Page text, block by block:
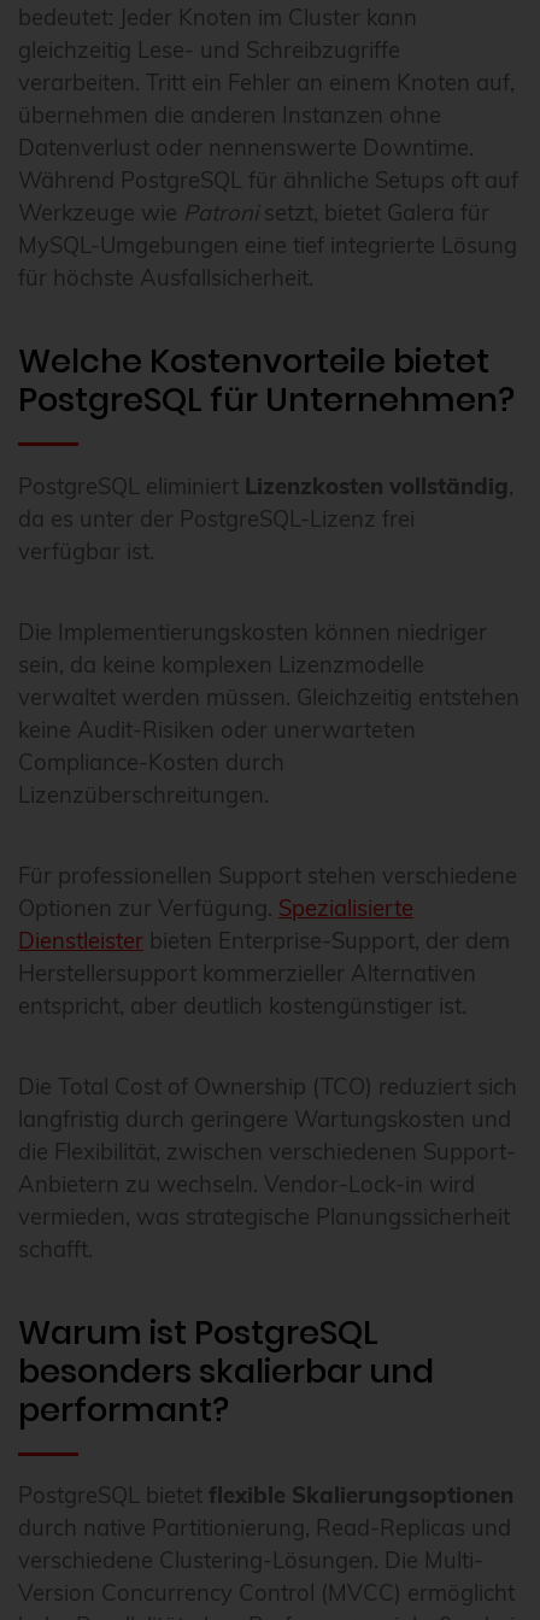
bedeutet: Jeder Knoten im Cluster kann
gleichzeitig Lese- und Schreibzugriffe
verarbeiten. Tritt ein Fehler an einem Knoten auf,
übernehmen die anderen Instanzen ohne
Datenverlust oder nennenswerte Downtime.
Während PostgreSQL für ähnliche Setups oft auf
Werkzeuge wie Patronisetzt, bietet Galera für
MySQL-Umgebungen eine tief integrierte Lösung
für höchste Ausfallsicherheit.
Welche Kostenvorteile bietet
PostgreSQL für Unternehmen?
PostgreSQL eliminiert Lizenzkosten vollständig,
da es unter der PostgreSQL-Lizenz frei
verfügbar ist.
Die Implementierungskosten können niedriger
sein, da keine komplexen Lizenzmodelle
verwaltet werden müssen. Gleichzeitig entstehen
keine Audit-Risiken oder unerwarteten
Compliance-Kosten durch
Lizenzüberschreitungen.
Für professionellen Support stehen verschiedene
Optionen zur Verfügung. Spezialisierte
Dienstleister bieten Enterprise-Support, der dem
Herstellersupport kommerzieller Alternativen
entspricht, aber deutlich kostengünstiger ist.
Die Total Cost of Ownership (TCO) reduziert sich
langfristig durch geringere Wartungskosten und
die Flexibilität, zwischen verschiedenen Support-
Anbietern zu wechseln. Vendor-Lock-in wird
vermieden, was strategische Planungssicherheit
schafft.
Warum ist PostgreSQL
besonders skalierbar und
performant?
PostgreSQL bietet flexible Skalierungsoptionen
durch native Partitionierung, Read-Replicas und
verschiedene Clustering-Lösungen. Die Multi-
Version Concurrency Control (MVCC) ermöglicht